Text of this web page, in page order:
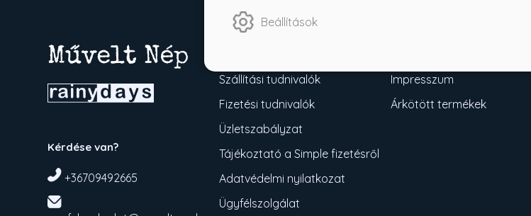
Kérdése van?
+36709492665
Szállítási tudnivalók
Fizetési tudnivalók
Üzletszabályzat
Tájékoztató a Simple fizetésről
Adatvédelmi nyilatkozat
Ügyfélszolgálat
Impresszum
Árkötött termékek
Beállítások